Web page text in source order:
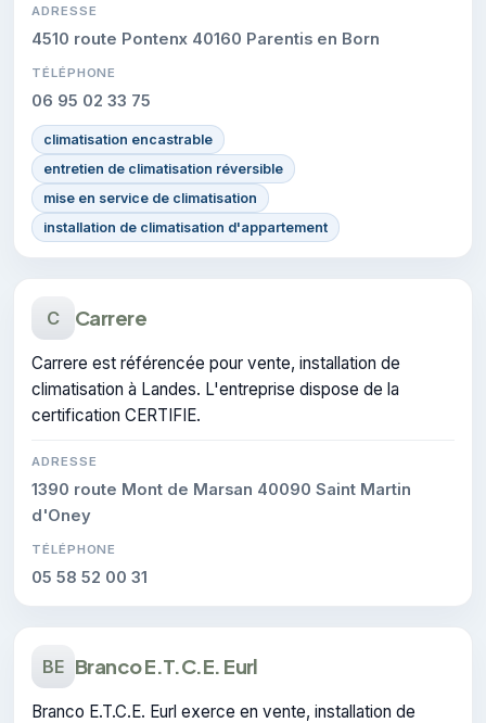
ADRESSE
4510 route Pontenx 40160 Parentis en Born
TÉLÉPHONE
06 95 02 33 75
climatisation encastrable
entretien de climatisation réversible
mise en service de climatisation
installation de climatisation d'appartement
C Carrere
Carrere est référencée pour vente, installation de
climatisation à Landes. L'entreprise dispose de la
certification CERTIFIE.
ADRESSE
1390 route Mont de Marsan 40090 Saint Martin
d'Oney
TÉLÉPHONE
05 58 52 00 31
BE Branco E.T.C.E. Eurl
Branco E.T.C.E. Eurl exerce en vente, installation de